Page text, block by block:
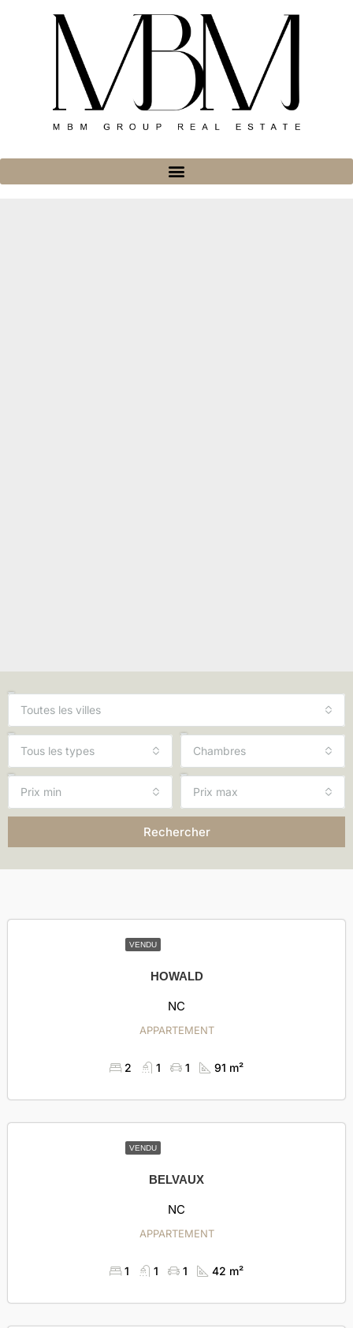
Toutes les villes
Tous les types Chambres
Prix min Prix max
Rechercher
VENDU
HOWALD
NC
APPARTEMENT
2 1 1 91 m²
VENDU
BELVAUX
NC
APPARTEMENT
1 1 1 42 m²